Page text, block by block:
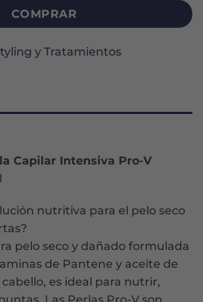
COMPRAR
y Tratamientos
Capilar Intensiva Pro-V
nutritiva para el pelo seco
pelo seco y dañado formulada
de Pantene y aceite de
es ideal para nutrir,